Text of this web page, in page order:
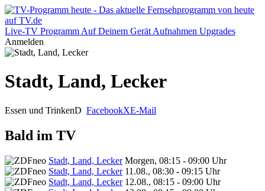
Live-TV Programm Auf Deinem Gerät Aufnahmen Upgrades
Anmelden
Stadt, Land, Lecker
Essen und TrinkenD FacebookXE-Mail
Bald im TV
Stadt, Land, Lecker Morgen, 08:15 - 09:00 Uhr
Stadt, Land, Lecker 11.08., 08:30 - 09:15 Uhr
Stadt, Land, Lecker 12.08., 08:15 - 09:00 Uhr